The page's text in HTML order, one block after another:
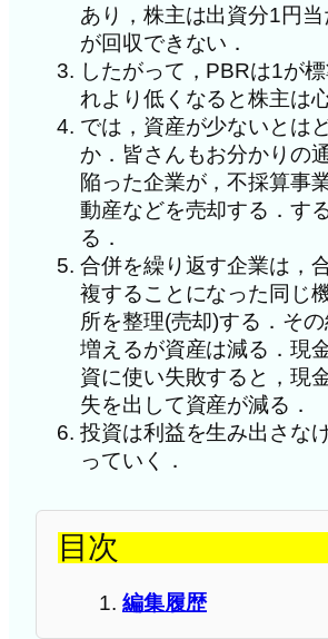
あり，株主は出資分1円
が回収できない．
したがって，PBRは1が
れより低くなると株主は
では，資産が少ないとは
か．皆さんもお分かりの
陥った企業が，不採算事
動産などを売却する．す
る．
合併を繰り返す企業は，
複することになった同じ
所を整理(売却)する．そ
増えるが資産は減る．現
資に使い失敗すると，現
失を出して資産が減る．
投資は利益を生み出さな
っていく．
目次
編集履歴